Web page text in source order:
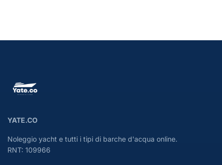
YATE.CO
Noleggio yacht e tutti i tipi di barche d'acqua online.
RNT: 109966